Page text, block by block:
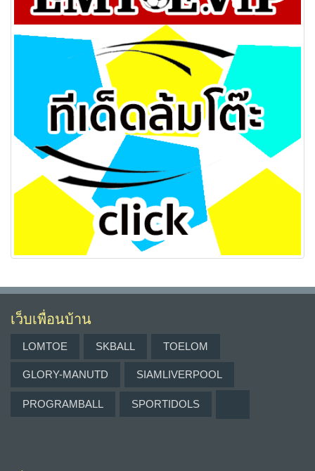
เว็บเพื่อนบ้าน
LOMTOE SKBALL TOELOM
GLORY-MANUTD SIAMLIVERPOOL
PROGRAMBALL SPORTIDOLS